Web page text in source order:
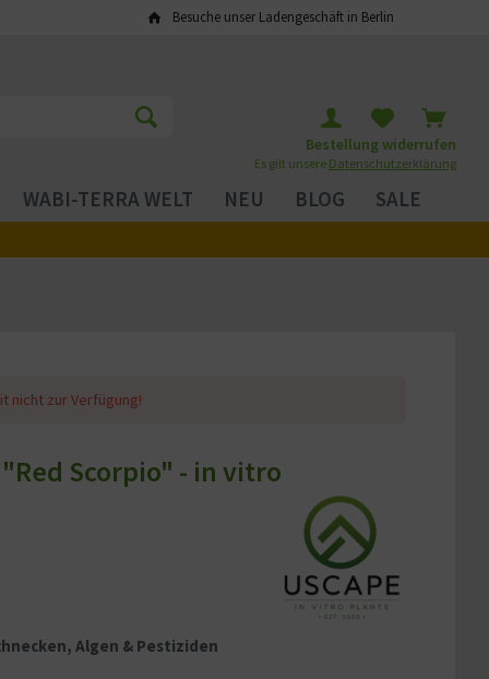
Besuche unser Ladengeschäft in Berlin
Bestellung widerrufen
Es gilt unsere Datenschutzerklärung
WABI-TERRA WELT NEU BLOG SALE
nicht zur Verfügung!
Scorpio" - in vitro
Algen & Pestiziden